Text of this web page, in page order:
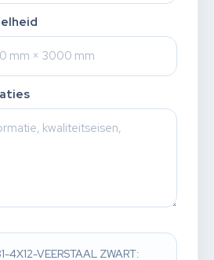
4X12-VEERSTAAL ZWART: